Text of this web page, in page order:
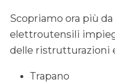
Scopriamo ora più
elettroutensili
delle ristrutturazioni
Trapano